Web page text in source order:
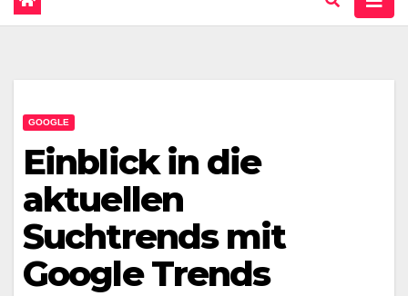
GOOGLE
Einblick in die
aktuellen
Suchtrends mit
Google Trends